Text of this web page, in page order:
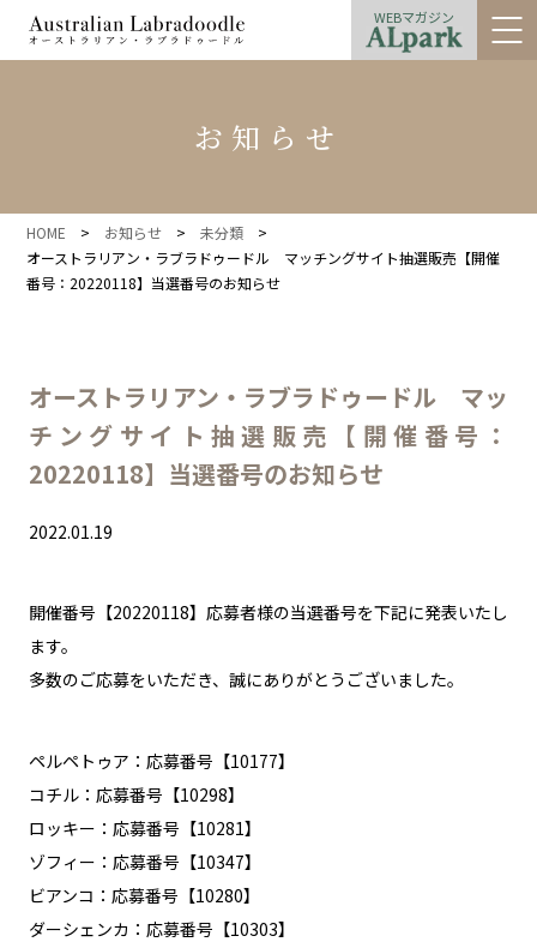
WEBマガジン
お知らせ
HOME > お知らせ >未分類 >
オーストラリアン・ラブラドゥードル マッチングサイト抽選販売【開催
番号：20220118】当選番号のお知らせ
オーストラリアン・ラブラドゥードル マッ
チングサイト抽選販売【開催番号：
20220118】当選番号のお知らせ
2022.01.19
開催番号【20220118】応募者様の当選番号を下記に発表いたし
ます。
多数のご応募をいただき、誠にありがとうございました。
ペルペトゥア：応募番号【10177】
コチル：応募番号【10298】
ロッキー：応募番号【10281】
ゾフィー：応募番号【10347】
ビアンコ：応募番号【10280】
ダーシェンカ：応募番号【10303】